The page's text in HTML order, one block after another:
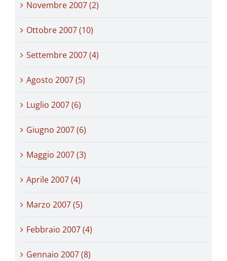
Novembre 2007 (2)
Ottobre 2007 (10)
Settembre 2007 (4)
Agosto 2007 (5)
Luglio 2007 (6)
Giugno 2007 (6)
Maggio 2007 (3)
Aprile 2007 (4)
Marzo 2007 (5)
Febbraio 2007 (4)
Gennaio 2007 (8)